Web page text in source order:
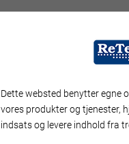
Feeding
Opening:
Drive: 4 kW
Dette websted benytter egne
vores produkter og tjenester,
indsats og levere indhold fra